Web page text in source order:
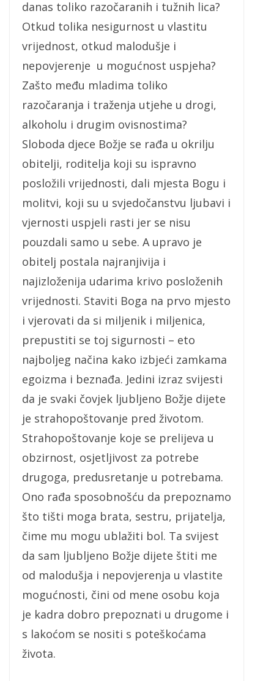
danas toliko razočaranih i tužnih lica?
Otkud tolika nesigurnost u vlastitu
vrijednost, otkud malodušje i
nepovjerenje u mogućnost uspjeha?
Zašto među mladima toliko
razočaranja i traženja utjehe u drogi,
alkoholu i drugim ovisnostima?
Sloboda djece Božje se rađa u okrilju
obitelji, roditelja koji su ispravno
posložili vrijednosti, dali mjesta Bogu i
molitvi, koji su u svjedočanstvu ljubavi i
vjernosti uspjeli rasti jer se nisu
pouzdali samo u sebe. A upravo je
obitelj postala najranjivija i
najizloženija udarima krivo posloženih
vrijednosti. Staviti Boga na prvo mjesto
i vjerovati da si miljenik i miljenica,
prepustiti se toj sigurnosti – eto
najboljeg načina kako izbjeći zamkama
egoizma i beznađa. Jedini izraz svijesti
da je svaki čovjek ljubljeno Božje dijete
je strahopoštovanje pred životom.
Strahopoštovanje koje se prelijeva u
obzirnost, osjetljivost za potrebe
drugoga, predusretanje u potrebama.
Ono rađa sposobnošću da prepoznamo
što tišti moga brata, sestru, prijatelja,
čime mu mogu ublažiti bol. Ta svijest
da sam ljubljeno Božje dijete štiti me
od malodušja i nepovjerenja u vlastite
mogućnosti, čini od mene osobu koja
je kadra dobro prepoznati u drugome i
s lakoćom se nositi s poteškoćama
života.